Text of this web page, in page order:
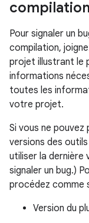
compilation
Pour signaler un
compilation,
projet illustrant le
informations
toutes les
votre projet.
Si vous ne
versions des
utiliser la dernière
signaler un bug.)
procédez comme
Version du